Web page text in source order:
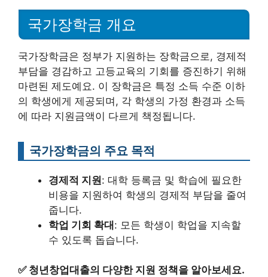
국가장학금 개요
국가장학금은 정부가 지원하는 장학금으로, 경제적
부담을 경감하고 고등교육의 기회를 증진하기 위해
마련된 제도예요. 이 장학금은 특정 소득 수준 이하
의 학생에게 제공되며, 각 학생의 가정 환경과 소득
에 따라 지원금액이 다르게 책정됩니다.
국가장학금의 주요 목적
경제적 지원: 대학 등록금 및 학습에 필요한
비용을 지원하여 학생의 경제적 부담을 줄여
줍니다.
학업 기회 확대: 모든 학생이 학업을 지속할
수 있도록 돕습니다.
✅ 청년창업대출의 다양한 지원 정책을 알아보세요.